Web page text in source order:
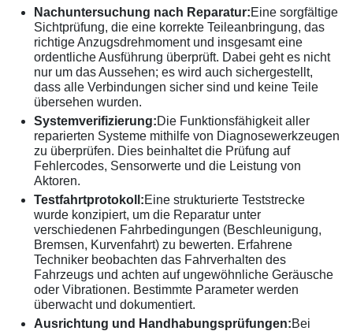
Nachuntersuchung nach Reparatur:Eine sorgfältige
Sichtprüfung, die eine korrekte Teileanbringung, das
richtige Anzugsdrehmoment und insgesamt eine
ordentliche Ausführung überprüft. Dabei geht es nicht
nur um das Aussehen; es wird auch sichergestellt,
dass alle Verbindungen sicher sind und keine Teile
übersehen wurden.
Systemverifizierung:Die Funktionsfähigkeit aller
reparierten Systeme mithilfe von Diagnosewerkzeugen
zu überprüfen. Dies beinhaltet die Prüfung auf
Fehlercodes, Sensorwerte und die Leistung von
Aktoren.
Testfahrtprotokoll:Eine strukturierte Teststrecke
wurde konzipiert, um die Reparatur unter
verschiedenen Fahrbedingungen (Beschleunigung,
Bremsen, Kurvenfahrt) zu bewerten. Erfahrene
Techniker beobachten das Fahrverhalten des
Fahrzeugs und achten auf ungewöhnliche Geräusche
oder Vibrationen. Bestimmte Parameter werden
überwacht und dokumentiert.
Ausrichtung und Handhabungsprüfungen:Bei